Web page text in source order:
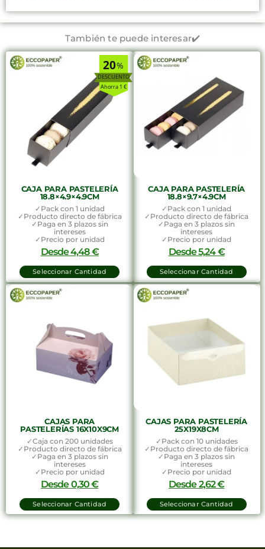
También te puede interesar✔️
%
20
Ahorra 1 €
CAJA PARA PASTELERÍA
18.8×4.9×4.9CM
✓Pack con 1 unidad
✓Producto directo de fábrica
✓Paga en 3 plazos sin
intereses
✓Precio por unidad
Desde4,48€
Seleccionar Cantidad
CAJA PARA PASTELERÍA
18.8×9.7×4.9CM
✓Pack con 1 unidad
✓Producto directo de fábrica
✓Paga en 3 plazos sin
intereses
✓Precio por unidad
Desde5,24€
Seleccionar Cantidad
CAJAS PARA
PASTELERÍAS 16X10X9CM
✓Caja con 200 unidades
✓Producto directo de fábrica
✓Paga en 3 plazos sin
intereses
✓Precio por unidad
Desde0,30€
Seleccionar Cantidad
CAJAS PARA PASTELERÍA
25X19X8CM
✓Pack con 10 unidades
✓Producto directo de fábrica
✓Paga en 3 plazos sin
intereses
✓Precio por unidad
Desde2,62€
Seleccionar Cantidad